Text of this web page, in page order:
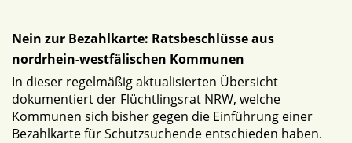
Nein zur Bezahlkarte: Ratsbeschlüsse aus
nordrhein-westfälischen Kommunen
In dieser regelmäßig aktualisierten Übersicht
dokumentiert der Flüchtlingsrat NRW, welche
Kommunen sich bisher gegen die Einführung einer
Bezahlkarte für Schutzsuchende entschieden haben.